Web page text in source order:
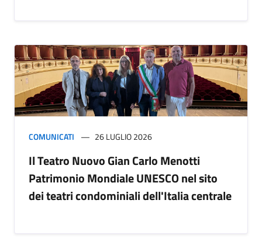
COMUNICATI 26 LUGLIO 2026
Il Teatro Nuovo Gian Carlo Menotti
Patrimonio Mondiale UNESCO nel sito
dei teatri condominiali dell'Italia centrale